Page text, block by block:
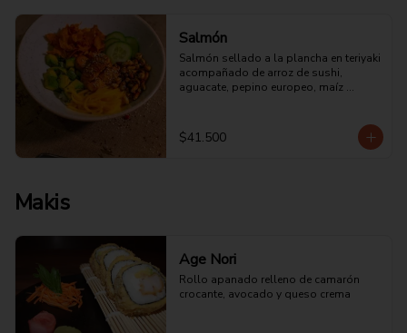
Salmón
Salmón sellado a la plancha en teriyaki
acompañado de arroz de sushi,
aguacate, pepino europeo, maíz
$41.500
Makis
Age Nori
Rollo apanado relleno de camarón
crocante, avocado y queso crema